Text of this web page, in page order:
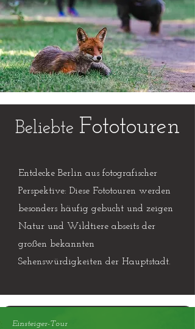
Beliebte Fototouren
Entdecke Berlin aus fotografischer
Perspektive: Diese Fototouren werden
besonders häufig gebucht und zeigen
Natur und Wildtiere abseits der
großen bekannten
Sehenswürdigkeiten der Hauptstadt.
Einsteiger-Tour